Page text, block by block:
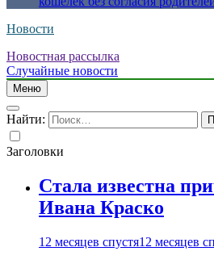
Новости
Новостная рассылка
Случайные новости
Меню
Найти:
Заголовки
Стала известна
Ивана Краско
12 месяцев спустя12 месяцев